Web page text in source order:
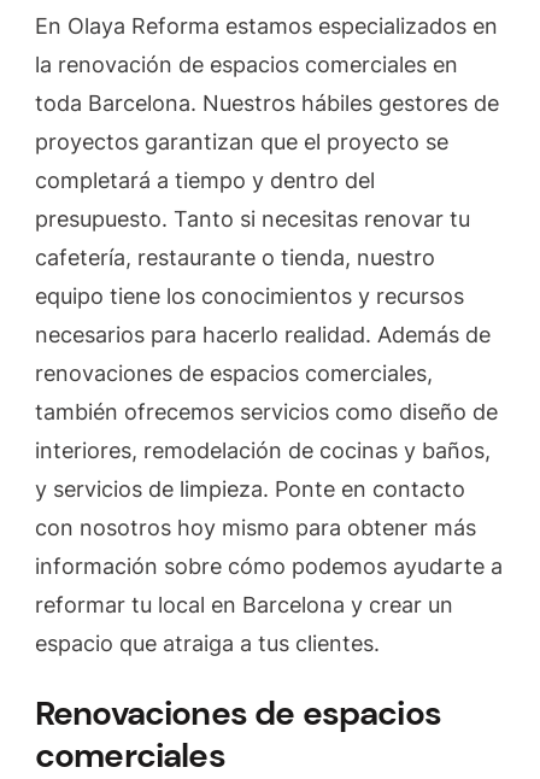
En Olaya Reforma estamos especializados en
la renovación de espacios comerciales en
toda Barcelona. Nuestros hábiles gestores de
proyectos garantizan que el proyecto se
completará a tiempo y dentro del
presupuesto. Tanto si necesitas renovar tu
cafetería, restaurante o tienda, nuestro
equipo tiene los conocimientos y recursos
necesarios para hacerlo realidad. Además de
renovaciones de espacios comerciales,
también ofrecemos servicios como diseño de
interiores, remodelación de cocinas y baños,
y servicios de limpieza. Ponte en contacto
con nosotros hoy mismo para obtener más
información sobre cómo podemos ayudarte a
reformar tu local en Barcelona y crear un
espacio que atraiga a tus clientes.
Renovaciones de espacios
comerciales